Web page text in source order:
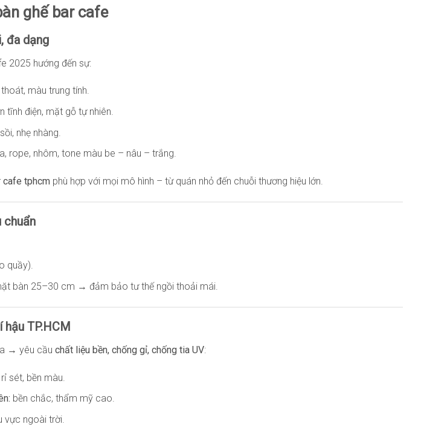
ghế bar cafe
đa dạng
2025 hướng đến sự:
màu trung tính.
tĩnh điện, mặt gỗ tự nhiên.
nhẹ nhàng.
rope, nhôm, tone màu be – nâu – trắng.
cafe tphcm phù hợp với mọi mô hình – từ quán nhỏ đến chuỗi thương hiệu lớn.
chuẩn
quầy).
bàn 25–30 cm → đảm bảo tư thế ngồi thoải mái.
TP.HCM
→ yêu cầu chất liệu bền, chống gỉ, chống tia UV:
sét, bền màu.
bền chắc, thẩm mỹ cao.
vực ngoài trời.